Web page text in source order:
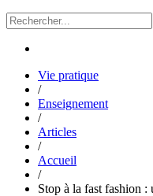
Vie pratique
/
Enseignement
/
Articles
/
Accueil
/
Stop à la fast fashion :